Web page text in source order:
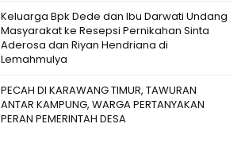
Keluarga Bpk Dede dan Ibu Darwati Undang
Masyarakat ke Resepsi Pernikahan Sinta
Aderosa dan Riyan Hendriana di
Lemahmulya
PECAH DI KARAWANG TIMUR, TAWURAN
ANTAR KAMPUNG, WARGA PERTANYAKAN
PERAN PEMERINTAH DESA